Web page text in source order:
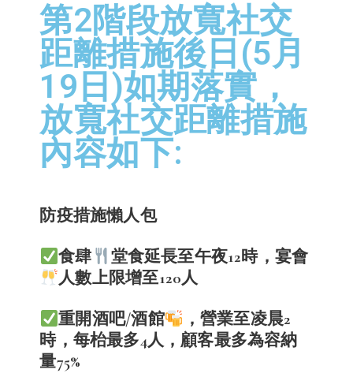
第2階段放寬社交
距離措施後日(5月
19日)如期落實，
放寬社交距離措施
內容如下:
防疫措施懶人包
食肆
堂食延長至午夜12時，宴會
人數上限增至120人
重開酒吧/酒館
，營業至凌晨2
時，每枱最多4人，顧客最多為容納
量75%